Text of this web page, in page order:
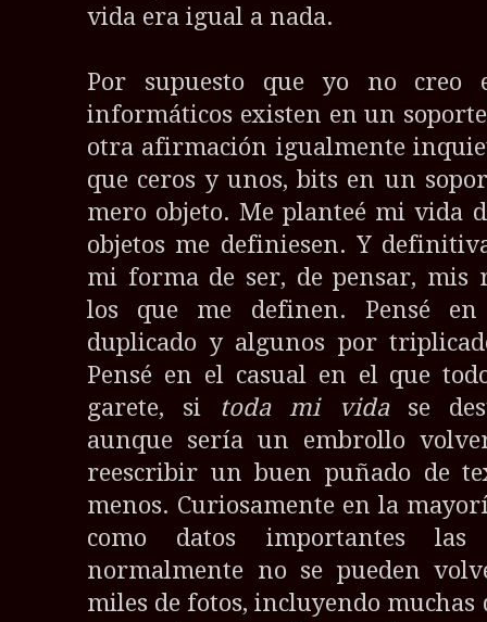
vida era igual a nada.
Por supuesto que yo no creo
informáticos existen en un
otra afirmación igualmente
que ceros y unos, bits en un
mero objeto. Me planteé mi vida
objetos me definiesen. Y
mi forma de ser, de pensar, mis
los que me definen. Pensé
duplicado y algunos por
Pensé en el casual en el que
garete, si toda mi vidase
aunque sería un embrollo
reescribir un buen puñado de
menos. Curiosamente en la
como datos importantes
normalmente no se pueden
miles de fotos, incluyendo